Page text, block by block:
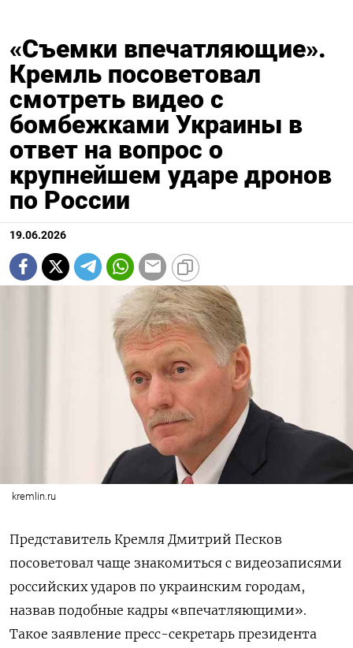
«Съемки впечатляющие».
Кремль посоветовал
смотреть видео с
бомбежками Украины в
ответ на вопрос о
крупнейшем ударе дронов
по России
19.06.2026
kremlin.ru
Представитель Кремля Дмитрий Песков
посоветовал чаще знакомиться с видеозаписями
российских ударов по украинским городам,
назвав подобные кадры «впечатляющими».
Такое заявление пресс-секретарь президента